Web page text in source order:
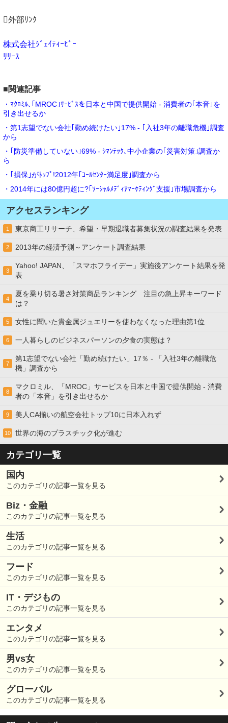
外部ﾘﾝｸ
株式会社ｼﾞｪｲﾃｨｰﾋﾞｰ
ﾘﾘｰｽ
■関連記事
・ﾏｸﾛﾐﾙ､｢MROC｣ｻｰﾋﾞｽを日本と中国で提供開始 - 消費者の｢本音｣を
引き出せるか
・第1志望でない会社｢勤め続けたい｣17% - ｢入社3年の離職危機｣調査
から
・｢防災準備していない｣69% - ｼﾏﾝﾃｯｸ､中小企業の｢災害対策｣調査か
ら
・｢損保｣がﾄｯﾌﾟ!2012年｢ｺｰﾙｾﾝﾀｰ満足度｣調査から
・2014年には80億円超に?｢ｿｰｼｬﾙﾒﾃﾞｨｱﾏｰｹﾃｨﾝｸﾞ支援｣市場調査から
アクセスランキング
1 東京商工リサーチ、希望・早期退職者募集状況の調査結果を発表
2 2013年の経済予測～アンケート調査結果
3
Yahoo! JAPAN、「スマホフライデー」実施後アンケート結果を発
表
4
夏を乗り切る暑さ対策商品ランキング 注目の急上昇キーワード
は？
5 女性に聞いた貴金属ジュエリーを使わなくなった理由第1位
6 一人暮らしのビジネスパーソンの夕食の実態は？
7
第1志望でない会社「勤め続けたい」17％ - 「入社3年の離職危
機」調査から
8
マクロミル、「MROC」サービスを日本と中国で提供開始 - 消費
者の「本音」を引き出せるか
9 美人CA揃いの航空会社トップ10に日本入れず
10 世界の海のプラスチック化が進む
カテゴリ一覧
国内
このカテゴリの記事一覧を見る
Biz・金融
このカテゴリの記事一覧を見る
生活
このカテゴリの記事一覧を見る
フード
このカテゴリの記事一覧を見る
IT・デジもの
このカテゴリの記事一覧を見る
エンタメ
このカテゴリの記事一覧を見る
男vs女
このカテゴリの記事一覧を見る
グローバル
このカテゴリの記事一覧を見る